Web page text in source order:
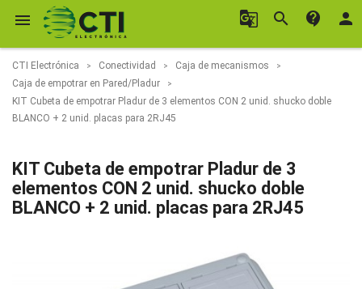
 g_translate search contact_support person
CTI Electrónica Conectividad
Caja de mecanismos
Caja de empotrar en Pared/Pladur
KIT Cubeta de empotrar Pladur de 3 elementos CON 2 unid. shucko doble
BLANCO + 2 unid. placas para 2RJ45
KIT Cubeta de empotrar Pladur de 3
elementos CON 2 unid. shucko doble
BLANCO + 2 unid. placas para 2RJ45